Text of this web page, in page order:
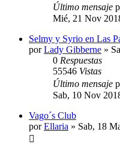
Último mensaje
Mié, 21 Nov
Selmy y Syrio en Las
porLady Gibberne »
0 Respuestas
55546 Vistas
Último mensaje
Sab, 10 Nov
Vago´s Club
porEllaria » Sab, 18